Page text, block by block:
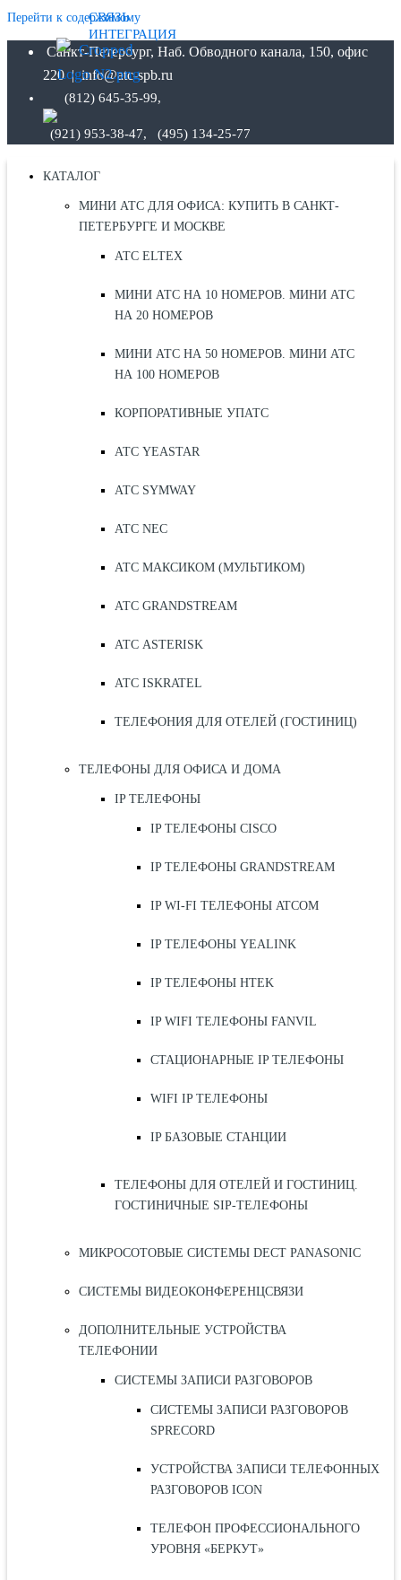
Перейти к содержимому
Санкт-Петербург, Наб. Обводного канала, 150, офис
220 | info@atc-spb.ru
(812) 645-35-99,
(921) 953-38-47, (495) 134-25-77
СВЯЗЬ
ИНТЕГРАЦИЯ
КАТАЛОГ
МИНИ АТС ДЛЯ ОФИСА: КУПИТЬ В САНКТ-
ПЕТЕРБУРГЕ И МОСКВЕ
АТС ELTEX
МИНИ АТС НА 10 НОМЕРОВ. МИНИ АТС
НА 20 НОМЕРОВ
МИНИ АТС НА 50 НОМЕРОВ. МИНИ АТС
НА 100 НОМЕРОВ
КОРПОРАТИВНЫЕ УПАТС
АТС YEASTAR
АТС SYMWAY
АТС NEC
АТС МАКСИКОМ (МУЛЬТИКОМ)
АТС GRANDSTREAM
АТС ASTERISK
АТС ISKRATEL
ТЕЛЕФОНИЯ ДЛЯ ОТЕЛЕЙ (ГОСТИНИЦ)
ТЕЛЕФОНЫ ДЛЯ ОФИСА И ДОМА
IP ТЕЛЕФОНЫ
IP ТЕЛЕФОНЫ CISCO
IP ТЕЛЕФОНЫ GRANDSTREAM
IP WI-FI ТЕЛЕФОНЫ ATCOM
IP ТЕЛЕФОНЫ YEALINK
IP ТЕЛЕФОНЫ HTEK
IP WIFI ТЕЛЕФОНЫ FANVIL
СТАЦИОНАРНЫЕ IP ТЕЛЕФОНЫ
WIFI IP ТЕЛЕФОНЫ
IP БАЗОВЫЕ СТАНЦИИ
ТЕЛЕФОНЫ ДЛЯ ОТЕЛЕЙ И ГОСТИНИЦ.
ГОСТИНИЧНЫЕ SIP-ТЕЛЕФОНЫ
МИКРОСОТОВЫЕ СИСТЕМЫ DECT PANASONIC
СИСТЕМЫ ВИДЕОКОНФЕРЕНЦСВЯЗИ
ДОПОЛНИТЕЛЬНЫЕ УСТРОЙСТВА
ТЕЛЕФОНИИ
СИСТЕМЫ ЗАПИСИ РАЗГОВОРОВ
СИСТЕМЫ ЗАПИСИ РАЗГОВОРОВ
SPRECORD
УСТРОЙСТВА ЗАПИСИ ТЕЛЕФОННЫХ
РАЗГОВОРОВ ICON
ТЕЛЕФОН ПРОФЕССИОНАЛЬНОГО
УРОВНЯ «БЕРКУТ»